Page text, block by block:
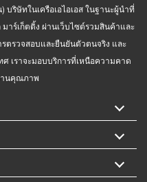
ริษัทในเครือเอไอเอส ในฐานะผู้นำที่
ร์เก็ตติ้ง ผ่านเว็บไซต์รวมสินค้าและ
ตรวจสอบและยืนยันตัวตนจริง และ
เราจะมอบบริการที่เหนือความคาด
นคุณภาพ